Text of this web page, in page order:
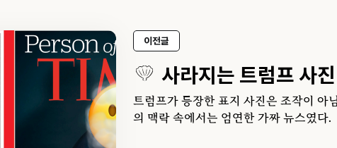
이전글
사라지는 트럼프 사진
트럼프가 등장한 표지 사진은 조작이 아
의 맥락 속에서는 엄연한 가짜 뉴스였다.